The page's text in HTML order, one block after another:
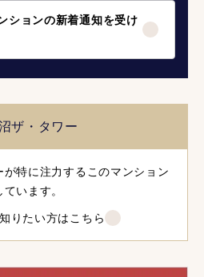
ションの新着通知を受け
ザ・タワー
特に注力するこのマンション
います。
りたい方はこちら